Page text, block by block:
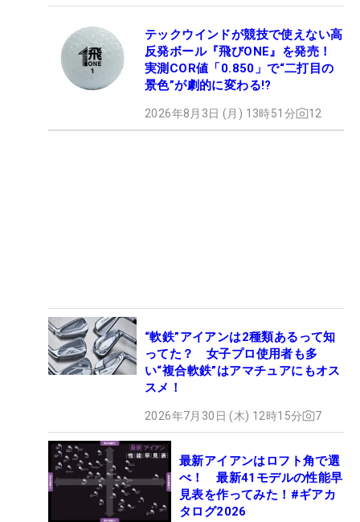
テックウインドが競技で使えない高
反発ボール『飛びONE』を発売！
実測COR値「0.850」で“二打目の
景色”が劇的に変わる!?
2026年8月3日 (月) 13時51分 12
“軟鉄”アイアンは2種類あるって知
ってた？ 女子プロ使用者も多
い“複合軟鉄”はアマチュアにもオス
スメ！
2026年7月30日 (木) 12時15分 7
最新アイアンはロフト角で選
べ！ 最新41モデルの性能早
見表を作ってみた！#ギアカ
タログ2026